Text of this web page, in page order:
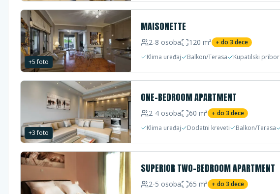
+5foto
MAISONETTE
2-8 osoba 120 m² + do 3 dece
Klima uređaj
Balkon/Terasa Kupatilski pribor
+3foto
ONE-BEDROOM APARTMENT
2-4 osoba 60 m² + do 3 dece
Klima uređaj
Dodatni kreveti Balkon/Terasa
SUPERIOR TWO-BEDROOM APARTMENT
2-5 osoba 65 m² + do 3 dece